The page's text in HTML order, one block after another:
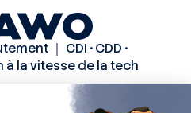
｜ CDI • CDD •
à la vitesse de la tech